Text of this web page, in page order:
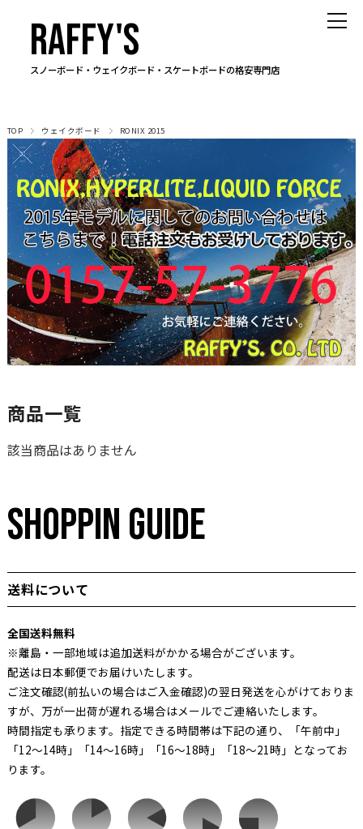
スノーボード・ウェイクボード・スケートボードの格安専門店
RAFFY'S
TOP ウェイクボード RONIX 2015
商品一覧
該当商品はありません
SHOPPIN GUIDE
送料について
全国送料無料
※離島・一部地域は追加送料がかかる場合がございます。
配送は日本郵便でお届けいたします。
ご注文確認(前払いの場合はご入金確認)の翌日発送を心がけておりま
すが、万が一出荷が遅れる場合はメールでご連絡いたします。
時間指定も承ります。指定できる時間帯は下記の通り、「午前中」
「12～14時」「14～16時」「16～18時」「18～21時」となってお
ります。